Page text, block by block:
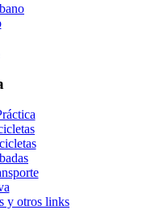
y otros links